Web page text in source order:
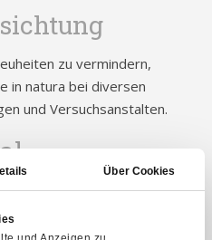
Über Cookies
zu vermindern,
in natura bei diversen
und Versuchsanstalten.
werden ausschließlich mit
zusätzlich gießen wir
Regenwasser.